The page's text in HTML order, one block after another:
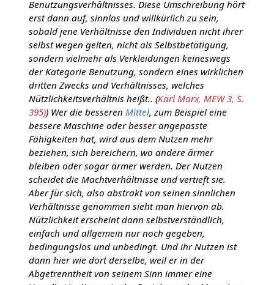
Benutzungsverhältnisses. Diese Umschreibung hört
erst dann auf, sinnlos und willkürlich zu sein,
sobald jene Verhältnisse den Individuen nicht ihrer
selbst wegen gelten, nicht als Selbstbetätigung,
sondern vielmehr als Verkleidungen keineswegs
der Kategorie Benutzung, sondern eines wirklichen
dritten Zwecks und Verhältnisses, welches
Nützlichkeitsverhältnis heißt.. (Karl Marx, MEW 3, S.
395)) Wer die besseren Mittel, zum Beispiel eine
bessere Maschine oder besser angepasste
Fähigkeiten hat, wird aus dem Nutzen mehr
beziehen, sich bereichern, wo andere ärmer
bleiben oder sogar ärmer werden. Der Nutzen
scheidet die Machtverhältnisse und vertieft sie.
Aber für sich, also abstrakt von seinen sinnlichen
Verhältnisse genommen sieht man hiervon ab.
Nützlichkeit erscheint dann selbstverständlich,
einfach und allgemein nur noch gegeben,
bedingungslos und unbedingt. Und ihr Nutzen ist
dann hier wie dort derselbe, weil er in der
Abgetrenntheit von seinem Sinn immer eine